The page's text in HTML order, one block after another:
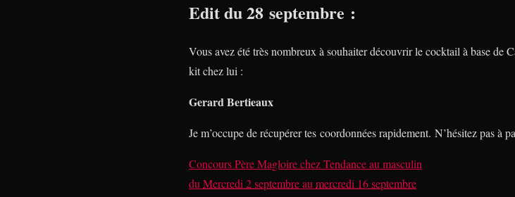
Edit du 28 septembre :
Vous avez été très nombreux à souhaiter découvrir le cocktail à base de
kit chez lui :
Gerard Bertieaux
Je m’occupe de récupérer tes coordonnées rapidement. N’hésitez pas à
Concours Père MagloirechezTendance au masculin
du Mercredi 2 septembreau mercredi 16 septembre